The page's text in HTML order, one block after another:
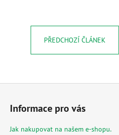
PŘEDCHOZÍ ČLÁNEK
Informace pro vás
Jak nakupovat na našem e-shopu.